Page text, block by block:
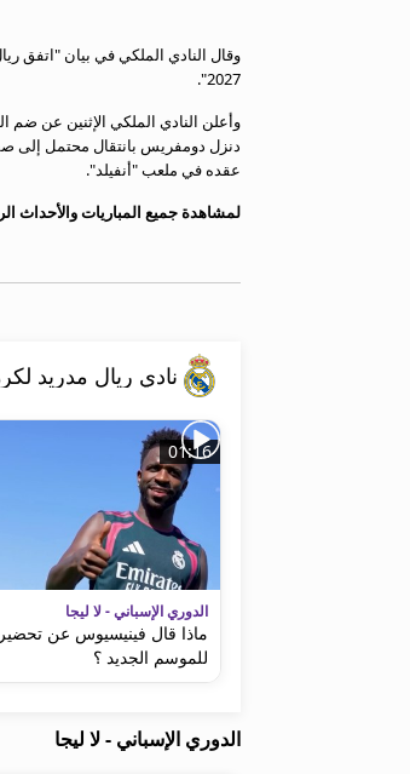
الأسئلة الأكثر شيوعاً
معلومات عن هذا الموقع
2027".
وأعلن النادي الملكي الإثنين عن ضم
دنزل دومفريس بانتقال محتمل إلى
عقده في ملعب "أنفيلد".
لمشاهدة جميع المباريات والأحداث
نادي ريال مدريد
01:16
الدوري الإسباني - لا ليجا
ماذا قال فينيسيوس عن
للموسم الجديد ؟
الدوري الإسباني - لا ليجا